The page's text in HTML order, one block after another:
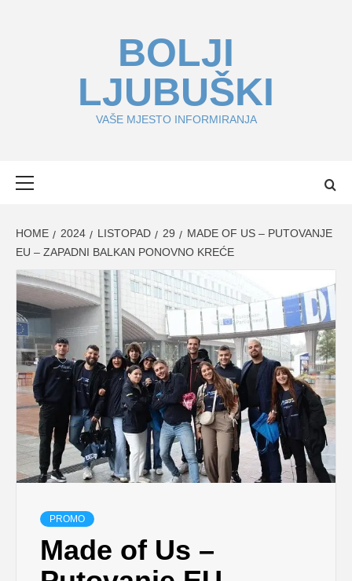
BOLJI
LJUBUŠKI
VAŠE MJESTO INFORMIRANJA
HOME 2024 LISTOPAD 29
MADE OF US – PUTOVANJE
EU – ZAPADNI BALKAN PONOVNO KREĆE
PROMO
Made of Us –